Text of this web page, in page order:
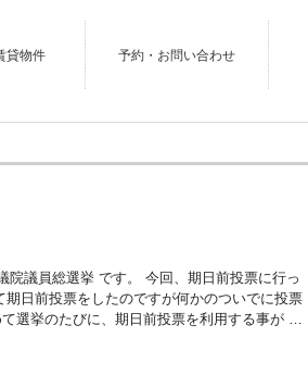
貸物件 予約・お問い合わせ
院議員総選挙 です。 今回、期日前投票に行っ
日前投票をしたのですが何かのついでに投票
選挙のたびに、期日前投票を利用する事が …